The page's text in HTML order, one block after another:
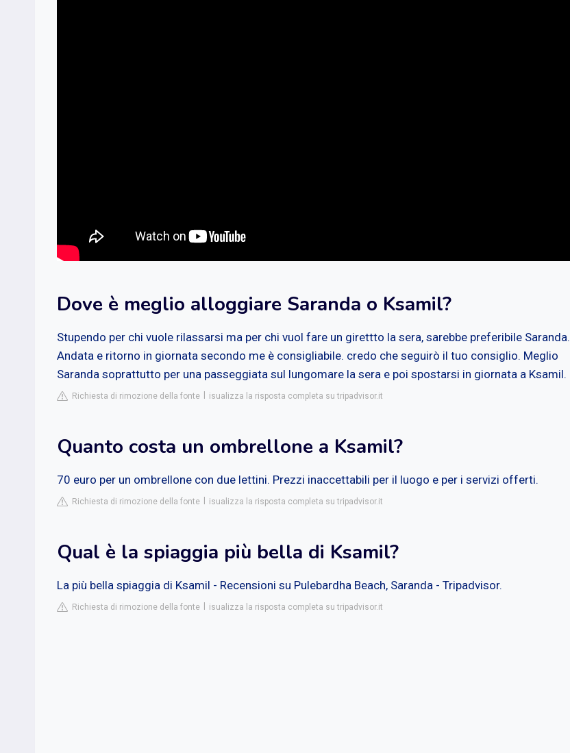
Dove è meglio alloggiare Saranda o Ksamil?
Stupendo per chi vuole rilassarsi ma per chi vuol fare un girettto la sera, sarebbe preferibile Saranda.
Andata e ritorno in giornata secondo me è consigliabile. credo che seguirò il tuo consiglio. Meglio
Saranda soprattutto per una passeggiata sul lungomare la sera e poi spostarsi in giornata a Ksamil.
Richiesta di rimozione della fonte isualizza la risposta completa su tripadvisor.it
Quanto costa un ombrellone a Ksamil?
70 euro per un ombrellone con due lettini. Prezzi inaccettabili per il luogo e per i servizi offerti.
Richiesta di rimozione della fonte isualizza la risposta completa su tripadvisor.it
Qual è la spiaggia più bella di Ksamil?
La più bella spiaggia di Ksamil - Recensioni su Pulebardha Beach, Saranda - Tripadvisor.
Richiesta di rimozione della fonte isualizza la risposta completa su tripadvisor.it